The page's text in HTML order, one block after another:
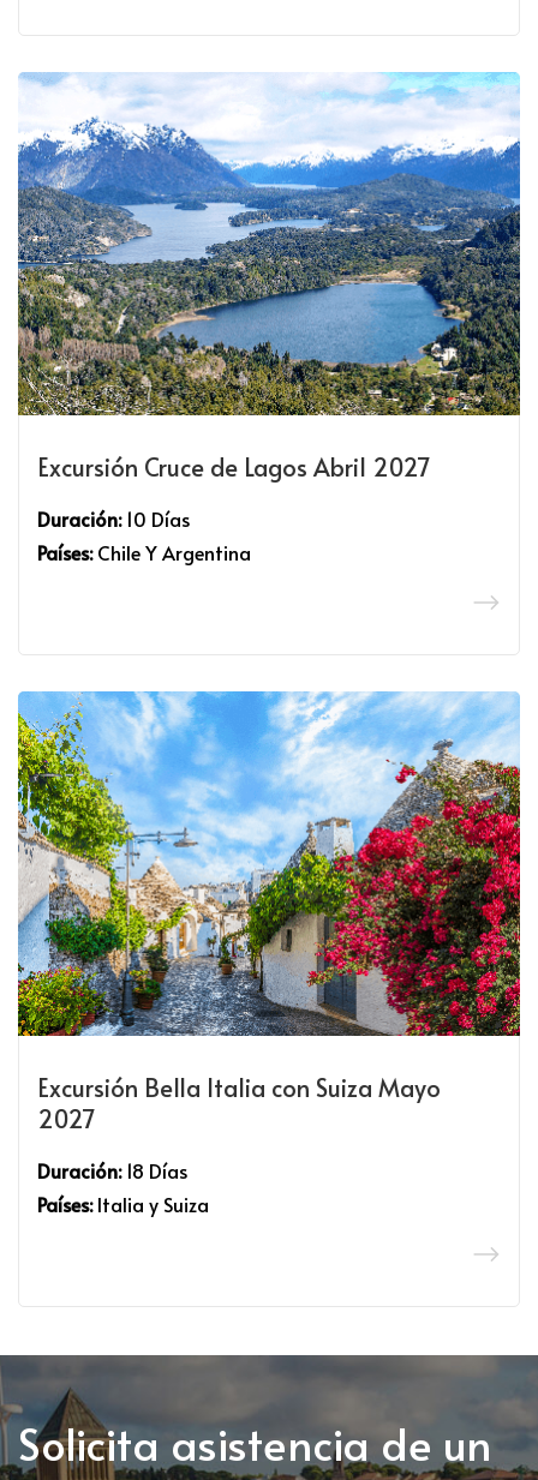
Excursión Cruce de Lagos Abril 2027
Duración:10 Días
Países:Chile Y Argentina
Excursión Bella Italia con Suiza Mayo
2027
Duración:18 Días
Países:Italia y Suiza
Solicita asistencia de un